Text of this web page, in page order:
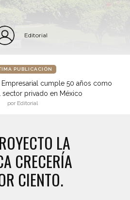
Editorial
PUBLICACIÓN
cumple 50 años como
sector privado en México
por Editorial
LA
CRECERÍA
CIENTO.